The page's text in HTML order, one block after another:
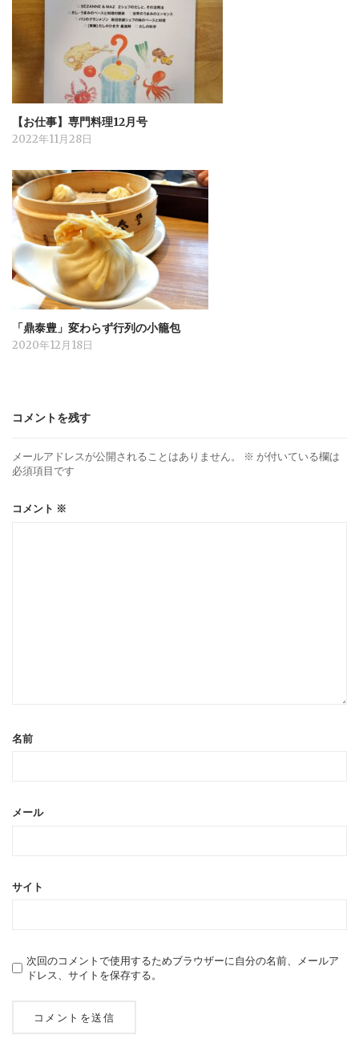
【お仕事】専門料理12月号
2022年11月28日
「鼎泰豊」変わらず行列の小籠包
2020年12月18日
コメントを残す
メールアドレスが公開されることはありません。 ※ が付いている欄は
必須項目です
コメント ※
名前
メール
サイト
次回のコメントで使用するためブラウザーに自分の名前、メールア
ドレス、サイトを保存する。